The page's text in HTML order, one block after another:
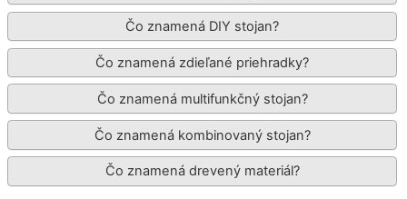
Čo znamená DIY stojan?
Čo znamená zdieľané priehradky?
Čo znamená multifunkčný stojan?
Čo znamená kombinovaný stojan?
Čo znamená drevený materiál?